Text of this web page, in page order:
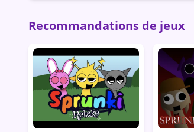
Recommandations de jeux